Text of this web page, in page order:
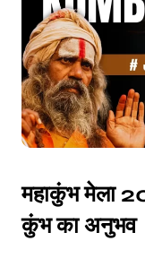
महाकुंभ मेला
कुंभ का अनुभव